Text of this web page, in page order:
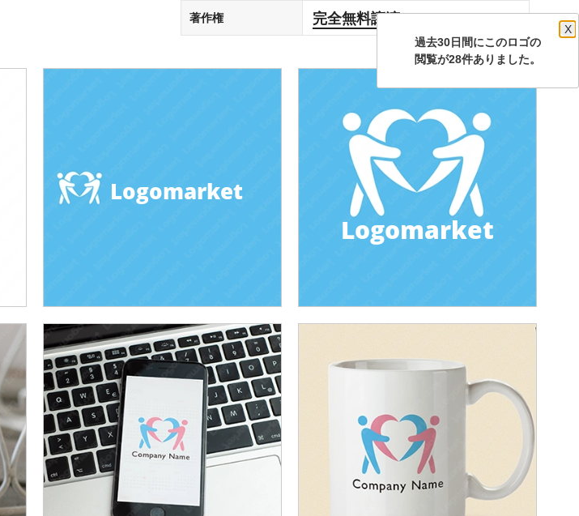
著作権
完全無料譲渡します
Logomarket
Logomarket
過去30日間にこのロゴの
X
閲覧が28件ありました。